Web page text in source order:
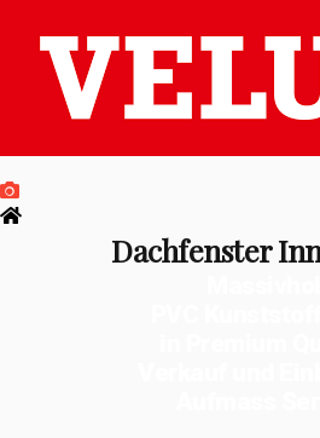
Dachfenster